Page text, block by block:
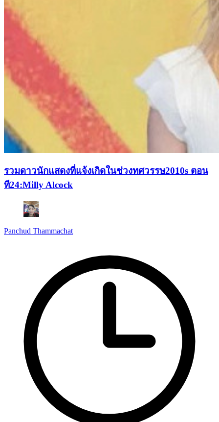
รวมดาวนักแสดงที่แจ้งเกิดในช่วงทศวรรษ2010s ตอน
ที24:Milly Alcock
Panchud Thammachat